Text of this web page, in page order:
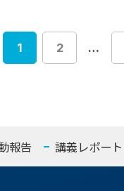
稿
ン
1 2 …
報告 講義レポート